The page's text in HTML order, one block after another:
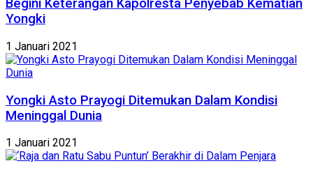
Begini Keterangan Kapolresta Penyebab Kematian
Yongki
1 Januari 2021
Yongki Asto Prayogi Ditemukan Dalam Kondisi
Meninggal Dunia
1 Januari 2021